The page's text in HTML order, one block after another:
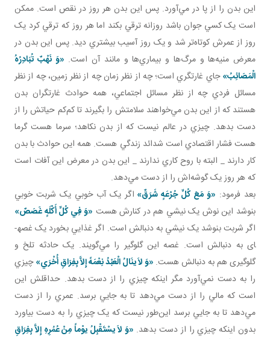
اين بدن را از پا در مي‌آورد. پس اين بدن هر روز در نقص است. ممکن
است يک کسي جوان باشد روزانه ترقي بکند اما هر روز که ترقي کرد يک
روز از عمرش کوتاه‌تر شد و يک روز آسيب بيشتري ديد. پس اين بدن در
معرض منيه‌ها و مرگ‌ها و بيماري‌ها و مانند آن است. «وَ نَهْبٌ تُبَادِرُهُ
الْمَصَائِبُ»جاي غارتگري است؛ چه از نظر زمان چه از نظر زمين، چه از نظر
مسائل فردي چه از نظر مسائل اجتماعي، همه حوادث غارتگران بدن‌
هستند که از اين بدن مي‌خواهند سلامتش را بگيرند تا کم‌کم حياتش را از
دست بدهد. چيزي در عالم نيست که از بدن نکاهد؛ سرما هست گرما
هست فشار اقتصادي است شدائد زندگي هست. همه اين حوادث با بدن
کار دارند _ البته با روح کاري ندارند _ اين بدن در معرض اين آفات است
که هر روز يک گوشه‌اش را از دست مي‌دهد.
بعد فرمود: «وَ مَعَ کُلِّ جُرْعَهٍ شَرَقٌ» اگر يک آب خوبي يک شربت خوبي
بنوشد اين نوش يک نيشي هم در کنارش هست «وَ فِي کُلِّ أَکْلَهٍ غَصَصٌ»
اگر شربت بنوشد يک نيشي به دنبالش است. اگر غذايي بخورد يک غصه­
ای به دنبالش است. غصه اين گلوگير را مي‌گويند. يک حادثه تلخ و
گلوگيری هم به دنبالش هست. «وَ لاَ ينَالُ الْعَبْدُ نِعْمَهً إِلاَّ بِفِرَاقِ أُخْرَي»چيزي
را به دست نمي‌آورد مگر اينکه چيزي را از دست بدهد. حداقلش اين
است که مالي را از دست مي‌دهد تا به جايي برسد. عمري را از دست
مي‌دهد تا به جايي برسد اين‌طور نيست که يک چيزي را به دست بياورد
بدون اينکه چيزي را از دست بدهد. «وَ لاَ يسْتَقْبِلُ يوْماً مِنْ عُمُرِهِ إِلاَّ بِفِرَاقِ